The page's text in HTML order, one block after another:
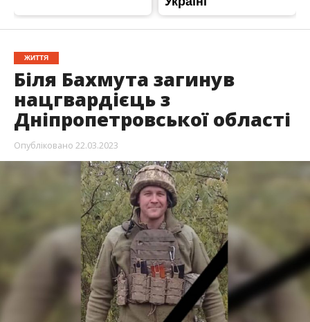
ЖИТТЯ
Біля Бахмута загинув
нацгвардієць з
Дніпропетровської області
Опубліковано 22.03.2023